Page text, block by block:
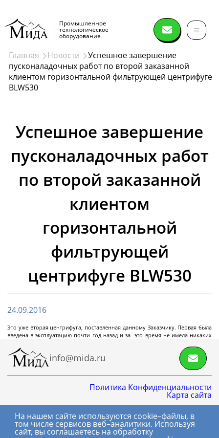
Промышленное
технологическое
оборудование
Сушильное
оборудование
Спин флеш сушилки (spin flash dryer)
Сушилки нутч-фильтры
Лопастные вакуумные сушилки
Ленточные вакуумные сушилки
Вакуумный сушильный шкаф
Лиофильные сушилки
Конические вакуумные сушилки миксеры
Сушки в кипящем слое
Сушки в виброкипящем слое
Сушилки барабанного типа
Печи Далее
Циркуляционные
Криостаты
Термостаты нагрев охлаждение
Криогенные машины
Промышленные чиллеры
Промышленные термостаты нагрев
Промышленные нагревающие термостаты
Система термостатирования группы
Лабораторные криостаты
Лабораторные чиллеры
Лабораторные термостаты нагрев охлаждение
Далее
Фильтрующие
промышленные
центрифуги
Центрифуга на платформе с верхней
Главная Новости
Успешное завершение
пусконаладочных работ по второй заказанной
клиентом горизонтальной фильтрующей центрифуге
BLW530
Успешное завершение
пусконаладочных работ
по второй заказанной
клиентом
горизонтальной
фильтрующей
центрифуге BLW530
24.09.2016
Это уже вторая центрифуга, поставленная данному Заказчику. Первая была
введена в эксплуатацию почти год назад и за это время не имела никаких
info@mida.ru
Политика Конфиденциальности
Карта сайта
8 800 600-06-01
+7 (495) 145-06-01
На нашем сайте используются cookie–файлы, в
том числе сервисов веб–аналитики. Используя
сайт, вы соглашаетесь на обработку